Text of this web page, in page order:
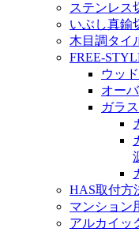
ステンレス
いぶし真鍮
木目調タイ
FREE-
ウッ
オー
ガラ
HAS取付方
マンション
アルカイッ